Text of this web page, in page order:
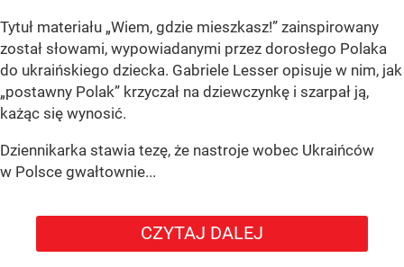
Tytuł materiału „Wiem, gdzie mieszkasz!” zainspirowany
został słowami, wypowiadanymi przez dorosłego Polaka
do ukraińskiego dziecka. Gabriele Lesser opisuje w nim, jak
„postawny Polak” krzyczał na dziewczynkę i szarpał ją,
każąc się wynosić.
Dziennikarka stawia tezę, że nastroje wobec Ukraińców
w Polsce gwałtownie...
CZYTAJ DALEJ